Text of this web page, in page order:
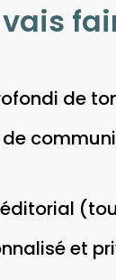
de
éditorial
et